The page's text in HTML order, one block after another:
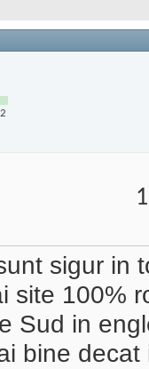
sigur in
site 100%
Sud in
bine decat